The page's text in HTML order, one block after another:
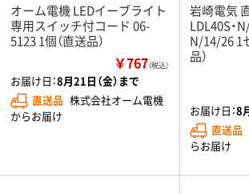
オーム電機 LEDイーブライト
専用スイッチ付コード 06-
5123 1個（直送品）
￥767（税込）
お届け日：8月21日（金）まで
直送品 株式会社オーム電機
からお届け
岩崎電気
LDL40S・
N/14/26 1
品）
お届け日：8
直送品
らお届け